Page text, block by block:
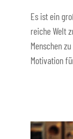
Es ist ein
reiche Welt
Menschen
Motivation